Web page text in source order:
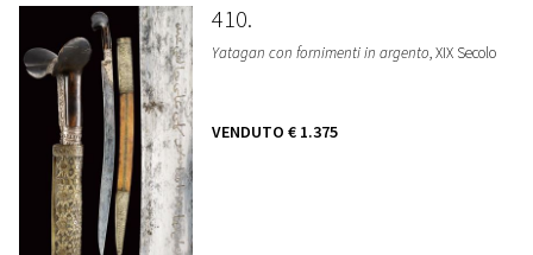
410
Yatagan con fornimenti in argento, XIX Secolo
VENDUTO € 1.375